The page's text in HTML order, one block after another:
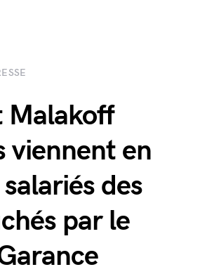
Malakoff
viennent en
des
par le